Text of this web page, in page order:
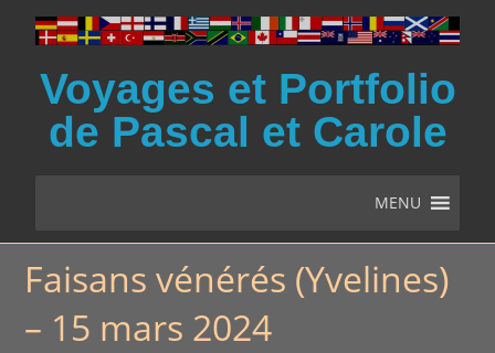
Voyages et Portfolio
de Pascal et Carole
MENU
Faisans vénérés (Yvelines)
– 15 mars 2024